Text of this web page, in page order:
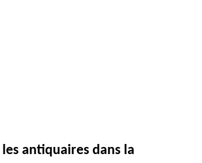
antiquaires dans la